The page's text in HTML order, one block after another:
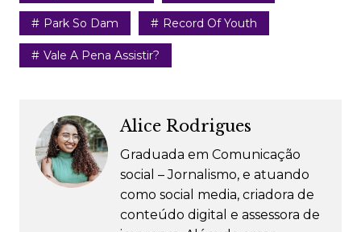
Park So Dam Record Of Youth
Vale A Pena Assistir?
Alice Rodrigues
Graduada em Comunicação
social – Jornalismo, e atuando
como social media, criadora de
conteúdo digital e assessora de